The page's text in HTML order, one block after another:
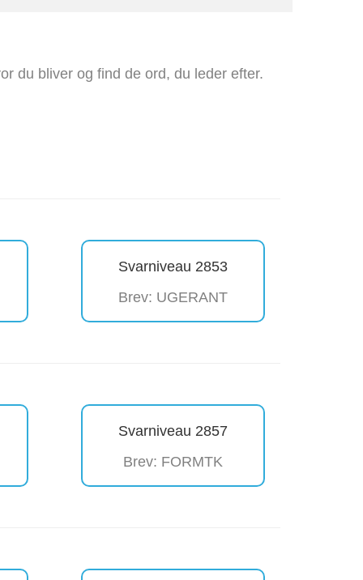
du bliver og find de ord, du leder efter.
Svarniveau 2853
Brev: UGERANT
Svarniveau 2857
Brev: FORMTK